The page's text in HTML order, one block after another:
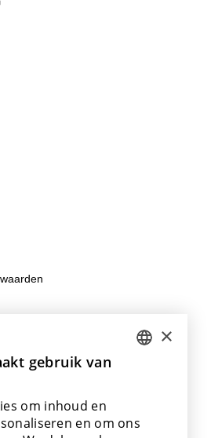
×
gebruik van
om inhoud en
en om ons